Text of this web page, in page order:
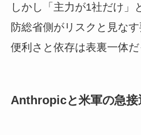
しかし「主力が1社だけ」
防総省側がリスクと見な
便利さと依存は表裏一体だ
Anthropicと米軍の急接